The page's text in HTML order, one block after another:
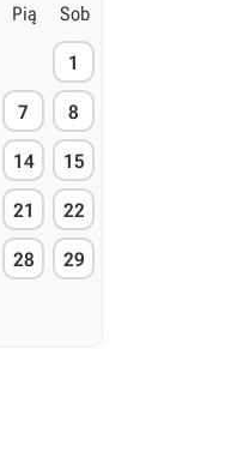
Pią Sob
1
7 8
14 15
21 22
28 29